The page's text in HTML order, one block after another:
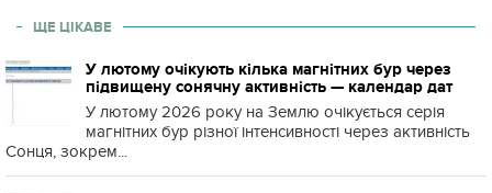
ЩЕ ЦІКАВЕ
У лютому очікують кілька магнітних бур через
підвищену сонячну активність — календар дат
У лютому 2026 року на Землю очікується серія
магнітних бур різної інтенсивності через активність
Сонця, зокрем...